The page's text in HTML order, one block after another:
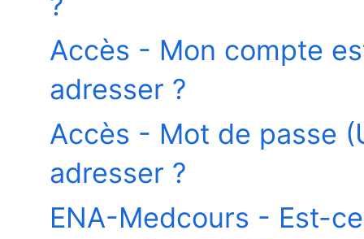
Accès - Mon compte
adresser ?
Accès - Mot de passe
adresser ?
ENA-Medcours - Est-